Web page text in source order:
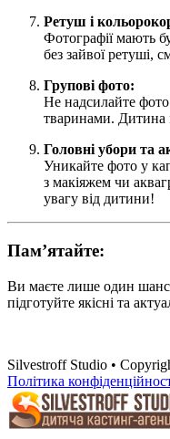
Ретуш і
Фотографії мають
без зайвої ретуші,
Групові фото:
Не надсилайте
тваринами. Дитина
Головні убори та
Уникайте фото у
з макіяжем чи
увагу від дитини!
Пам’ятайте:
Ви маєте лише один
підготуйте якісні та
Silvestroff Studio •
Політика